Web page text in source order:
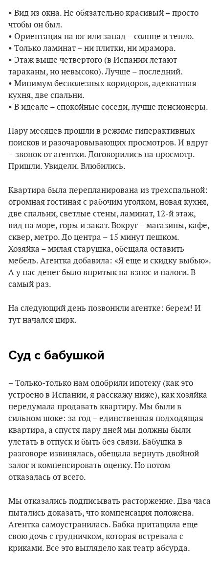
• Вид из окна. Не обязательно красивый – просто
чтобы он был.
• Ориентация на юг или запад – солнце и тепло.
• Только ламинат – ни плитки, ни мрамора.
• Этаж выше четвертого (в Испании летают
тараканы, но невысоко). Лучше – последний.
• Минимум бесполезных коридоров, адекватная
кухня, две спальни.
• В идеале – спокойные соседи, лучше пенсионеры.
Пару месяцев прошли в режиме гиперактивных
поисков и разочаровывающих просмотров. И вдруг
– звонок от агентки. Договорились на просмотр.
Пришли. Увидели. Влюбились.
Квартира была перепланирована из трехспальной:
огромная гостиная с рабочим уголком, новая кухня,
две спальни, светлые стены, ламинат, 12-й этаж,
вид на море, горы и закат. Вокруг – магазины, кафе,
сквер, метро. До центра – 15 минут пешком.
Хозяйка – милая старушка, обещала оставить
мебель. Агентка добавила: «Я еще и скидку выбью».
А у нас денег было впритык на взнос и налоги. В
самый раз.
На следующий день позвонили агентке: берем! И
тут начался цирк.
Суд с бабушкой
– Только-только нам одобрили ипотеку (как это
устроено в Испании, я расскажу ниже), как хозяйка
передумала продавать квартиру. Мы были в
сильном шоке: за год – единственная подходящая
квартира, а спустя пару дней мы должны были
улетать в отпуск и быть без связи. Бабушка в
разговоре извинялась, обещала вернуть двойной
залог и компенсировать оценку. Но потом
отказалась от всего.
Мы отказались подписывать расторжение. Два часа
пытались доказать, что компенсация положена.
Агентка самоустранилась. Бабка притащила еще
свою дочь с грудничком, которая встревала с
криками. Все это выглядело как театр абсурда.